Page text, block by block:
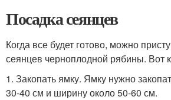
Посадка сеянцев
Когда все будет готово, можно
сеянцев черноплодной рябины. Вот
1. Закопать ямку. Ямку нужно
30-40 см и ширину около 50-60 см.